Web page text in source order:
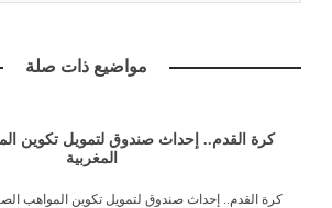
مواضيع ذات صلة
كرة القدم.. إحداث صندوق لتمويل تكوين
المغربية
كرة القدم.. إحداث صندوق لتمويل تكوين المواهب